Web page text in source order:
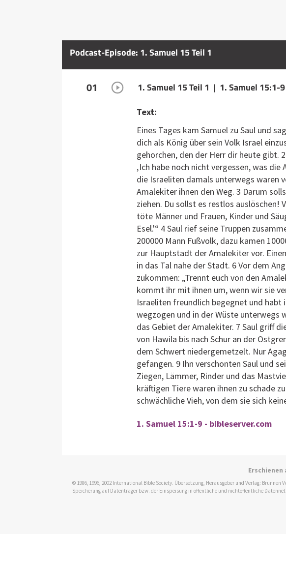
Podcast-Episode: 1. Samuel 15 Teil 1
01 1. Samuel 15 Teil 1 | 1. Samuel 15:1-9
Text:
Eines Tages kam Samuel zu Saul und
dich als König über sein Volk Israel
gehorchen, den der Herr dir heute gibt.
‚Ich habe noch nicht vergessen, was
die Israeliten damals unterwegs waren
Amalekiter ihnen den Weg. 3 Darum
ziehen. Du sollst es restlos auslöschen!
töte Männer und Frauen, Kinder und
Esel.'“ 4 Saul rief seine Truppen
200000 Mann Fußvolk, dazu kamen
zur Hauptstadt der Amalekiter vor.
in das Tal nahe der Stadt. 6 Vor dem
zukommen: „Trennt euch von den
kommt ihr mit ihnen um, wenn wir sie
Israeliten freundlich begegnet und habt
wegzogen und in der Wüste unterwegs
das Gebiet der Amalekiter. 7 Saul griff
von Hawila bis nach Schur an der
dem Schwert niedergemetzelt. Nur
gefangen. 9 Ihn verschonten Saul und
Ziegen, Lämmer, Rinder und das
kräftigen Tiere waren ihnen zu schade
schwächliche Vieh, von dem sie sich
1. Samuel 15:1-9 - bibleserver.com
Erschienen
© 1986, 1996, 2002 International Bible Society. Übersetzung, Herausgeber und Verlag:
Speicherung auf Datenträger bzw. der Einspeisung in öffentliche und nichtöffentliche